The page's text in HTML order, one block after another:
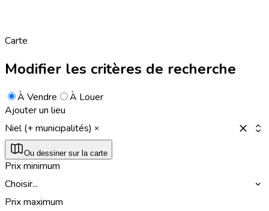
Carte
Modifier les critères de recherche
À Vendre
À Louer
Ajouter un lieu
Niel (+ municipalités)
Ou dessiner sur la carte
Prix minimum
Choisir...
Prix maximum